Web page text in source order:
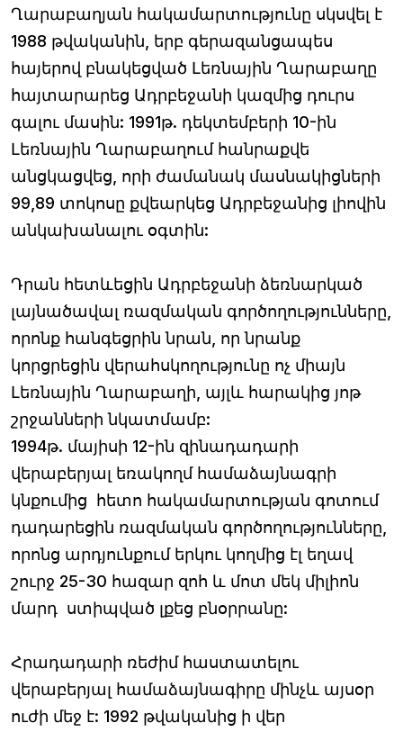
Ղարաբաղյան հակամարտությունը սկսվել է
1988 թվականին, երբ գերազանցապես
հայերով բնակեցված Լեռնային Ղարաբաղը
հայտարարեց Ադրբեջանի կազմից դուրս
գալու մասին: 1991թ. դեկտեմբերի 10-ին
Լեռնային Ղարաբաղում հանրաքվե
անցկացվեց, որի ժամանակ մասնակիցների
99,89 տոկոսը քվեարկեց Ադրբեջանից լիովին
անկախանալու օգտին:
Դրան հետևեցին Ադրբեջանի ձեռնարկած
լայնածավալ ռազմական գործողությունները,
որոնք հանգեցրին նրան, որ նրանք
կորցրեցին վերահսկողությունը ոչ միայն
Լեռնային Ղարաբաղի, այլև հարակից յոթ
շրջանների նկատմամբ:
1994թ. մայիսի 12-ին զինադադարի
վերաբերյալ եռակողմ համաձայնագրի
կնքումից հետո հակամարտության գոտում
դադարեցին ռազմական գործողությունները,
որոնց արդյունքում երկու կողմից էլ եղավ
շուրջ 25-30 հազար զոհ և մոտ մեկ միլիոն
մարդ ստիպված լքեց բնօրրանը:
Հրադադարի ռեժիմ հաստատելու
վերաբերյալ համաձայնագիրը մինչև այսօր
ուժի մեջ է: 1992 թվականից ի վեր